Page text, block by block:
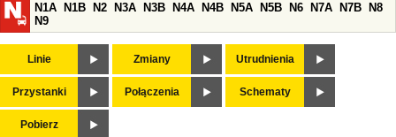
N1A
N1B N2 N3A N3B N4A N4B N5A N5B N6 N7A N7B
N8
N9
Linie Zmiany Utrudnienia
Przystanki Połączenia Schematy
Pobierz